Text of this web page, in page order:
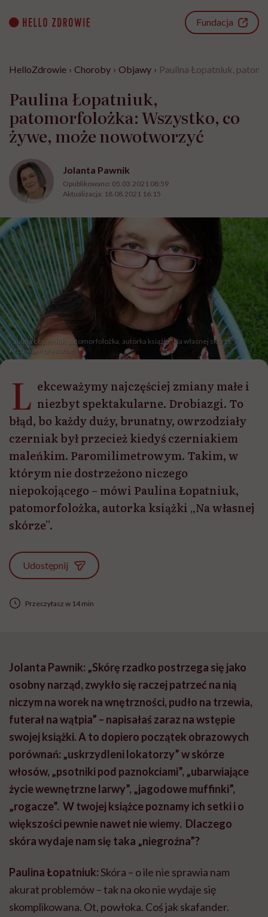
content
Fundacja
HelloZdrowie › Choroby › Objawy › Paulina Łopatniuk,
Paulina Łopatniuk,
patomorfolożka: Wszystko, co
żywe, może nowotworzyć
Jolanta Pawnik
Opublikowano: 05.03.2021 08:59
Aktualizacja: 18.08.2021 16:15
Paulina Łopatniuk, patomorfolożka, autorka książki "Na własnej skórze" /
Archiwum prywatne
L ekceważymy najczęściej zmiany małe i
niezbyt spektakularne. Drobiazgi. To
błąd, bo każdy duży, brunatny, owrzodziały
czerniak był przecież kiedyś czerniakiem
maleńkim. Paromilimetrowym. Takim, w
którym nie dostrzeżono niczego
niepokojącego – mówi Paulina Łopatniuk,
patomorfolożka, autorka książki „Na własnej
skórze”.
Udostępnij
Przeczytasz w 14 min
Jolanta Pawnik: „Skórę rzadko postrzega się jako
osobny narząd, zwykło się raczej patrzeć na nią
niczym na worek na wnętrzności, pudło na trzewia,
futerał na wątpia” – napisałaś zaraz na wstępie
swojej książki. A to dopiero początek obrazowych
porównań: „uskrzydleni lokatorzy” w skórze
włosów, „psotniki pod paznokciami”, „ubarwiające
życie wewnętrzne larwy”, „jagodowe muffinki”,
„rogacze”. W twojej książce poznamy ich setki i o
większości pewnie nawet nie wiemy. Dlaczego
skóra wydaje nam się taka „niegroźna”?
Paulina Łopatniuk:Skóra – o ile nie sprawia nam
akurat problemów – tak na oko nie wydaje się
skomplikowana. Ot, powłoka. Coś jak skafander.